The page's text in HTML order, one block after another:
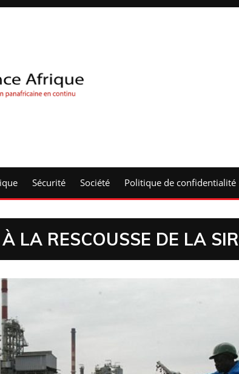
Sécurité Société Politique de confidentialité
LA RESCOUSSE DE LA SIR